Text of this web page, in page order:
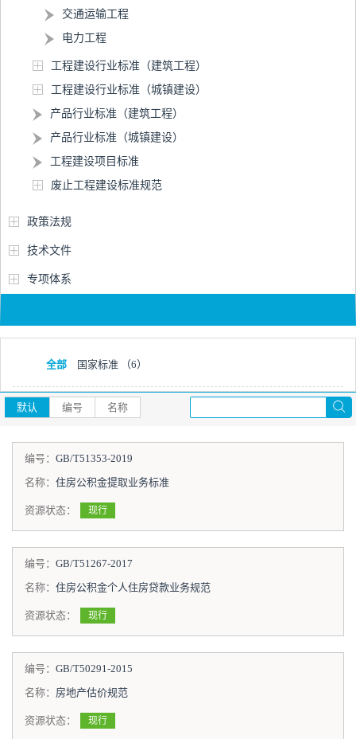
交通运输工程
电力工程
工程建设行业标准（建筑工程）
工程建设行业标准（城镇建设）
产品行业标准（建筑工程）
产品行业标准（城镇建设）
工程建设项目标准
废止工程建设标准规范
政策法规
技术文件
专项体系
全部 国家标准 （6）
默认 编号 名称
编号： GB/T51353-2019
名称： 住房公积金提取业务标准
资源状态： 现行
编号： GB/T51267-2017
名称： 住房公积金个人住房贷款业务规范
资源状态： 现行
编号： GB/T50291-2015
名称： 房地产估价规范
资源状态： 现行